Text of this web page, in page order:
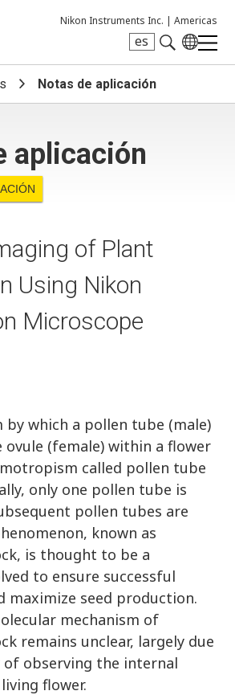
Nikon Instruments Inc. | Americas
es
Notas de aplicación
aplicación
of Plant
Using Nikon
Microscope
by which a pollen tube (male)
ovule (female) within a flower
called pollen tube
only one pollen tube is
pollen tubes are
known as
is thought to be a
to ensure successful
maximize seed production.
mechanism of
remains unclear, largely due
observing the internal
flower.